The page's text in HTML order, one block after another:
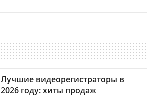
Лучшие видеорегистраторы в
2026 году: хиты продаж